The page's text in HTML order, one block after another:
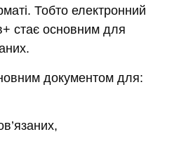
Тобто електронний
стає основним для
документом для: